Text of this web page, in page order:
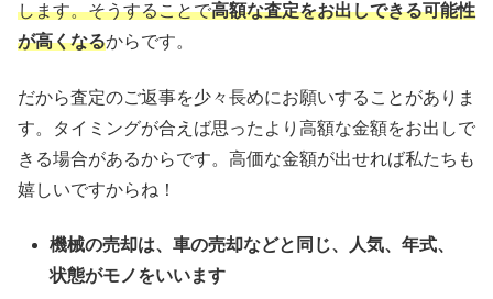
します。そうすることで高額な査定をお出しできる可能性
が高くなるからです。
だから査定のご返事を少々長めにお願いすることがありま
す。タイミングが合えば思ったより高額な金額をお出しで
きる場合があるからです。高価な金額が出せれば私たちも
嬉しいですからね！
機械の売却は、車の売却などと同じ、人気、年式、
状態がモノをいいます